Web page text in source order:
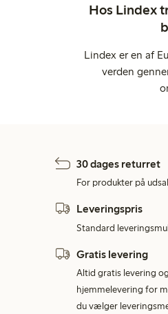
Hos Lindex
Lindex er en af
verden
30 dages returret
For produkter på
Leveringspris
Standard
Gratis levering
Altid gratis levering
hjemmelevering for
du vælger